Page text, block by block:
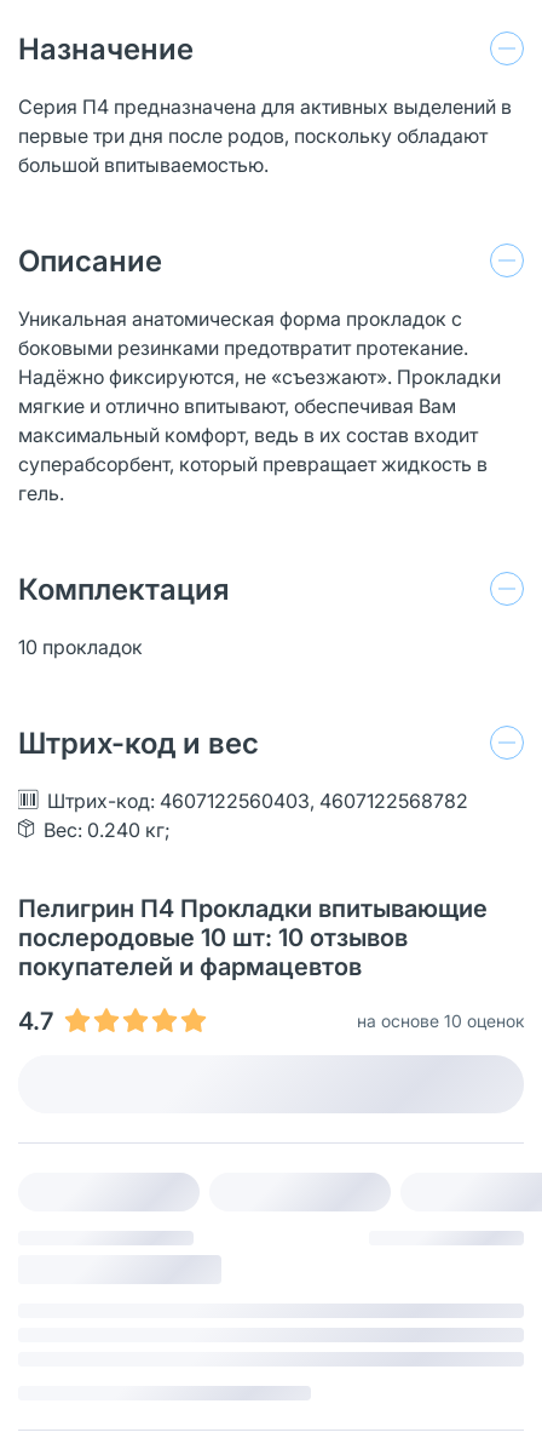
Назначение
Серия П4 предназначена для активных выделений в
первые три дня после родов, поскольку обладают
большой впитываемостью.
Описание
Уникальная анатомическая форма прокладок с
боковыми резинками предотвратит протекание.
Надёжно фиксируются, не «съезжают». Прокладки
мягкие и отлично впитывают, обеспечивая Вам
максимальный комфорт, ведь в их состав входит
суперабсорбент, который превращает жидкость в
гель.
Комплектация
10 прокладок
Штрих-код и вес
Штрих-код: 4607122560403, 4607122568782
Вес: 0.240 кг;
Пелигрин П4 Прокладки впитывающие
послеродовые 10 шт: 10 отзывов
покупателей и фармацевтов
4.7
на основе 10 оценок